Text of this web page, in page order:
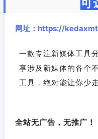
网址：https://
一款专注新媒体工具
享涉及新媒体的各个
工具，绝对能让你少
全站无广告，无推广！